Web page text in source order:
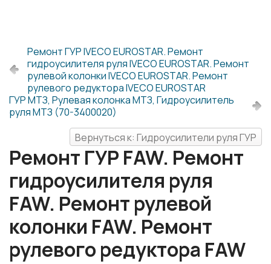
Ремонт ГУР IVECO EUROSTAR. Ремонт
гидроусилителя руля IVECO EUROSTAR. Ремонт
рулевой колонки IVECO EUROSTAR. Ремонт
рулевого редуктора IVECO EUROSTAR
ГУР МТЗ, Рулевая колонка МТЗ, Гидроусилитель
руля МТЗ (70-3400020)
Вернуться к: Гидроусилители руля ГУР
Ремонт ГУР FAW. Ремонт
гидроусилителя руля
FAW. Ремонт рулевой
колонки FAW. Ремонт
рулевого редуктора FAW